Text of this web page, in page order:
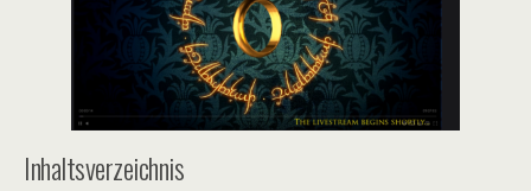
Inhaltsverzeichnis